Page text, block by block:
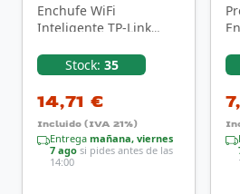
Enchufe WiFi
Inteligente TP-Link
Stock: 35
14,71 €
Incluido (IVA 21%)
Entrega mañana, viernes
7 ago si pides antes de las
14:00